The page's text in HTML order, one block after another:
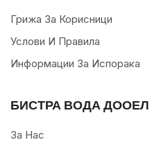
Грижа За Корисници
Услови И Правила
Информации За Испорака
БИСТРА ВОДА ДООЕЛ
За Нас